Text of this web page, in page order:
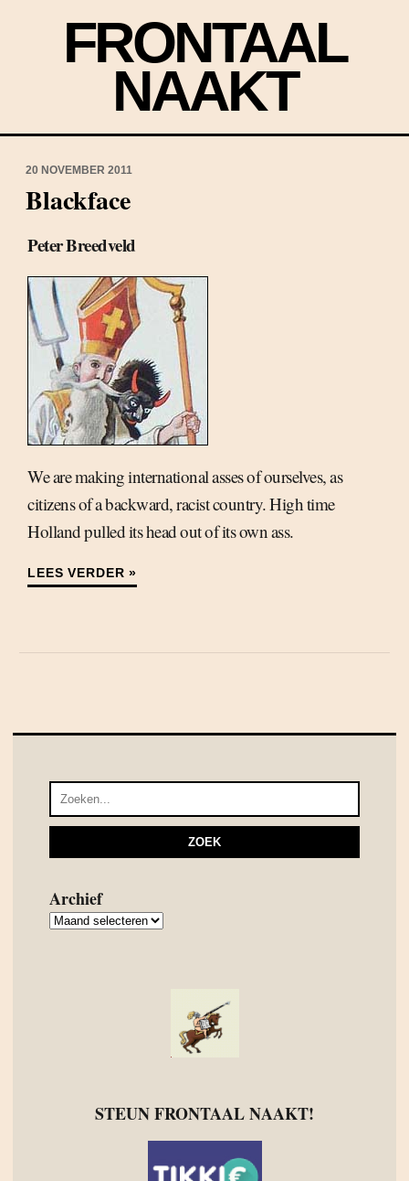
FRONTAAL
NAAKT
20 NOVEMBER 2011
Blackface
Peter Breedveld
We are making international asses of ourselves, as
citizens of a backward, racist country. High time
Holland pulled its head out of its own ass.
LEES VERDER »
Archief
Archief
STEUN FRONTAAL NAAKT!